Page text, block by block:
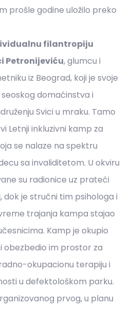
prošle godine uložilo preko
filantropiju
Petronijeviću, glumcu i
iz Beograd, koji je svoje
domaćinstva i
Svici u mraku. Tamo
Letnji inkluzivni kamp za
se nalaze na spektru
sa invaliditetom. U okviru
su radionice uz prateći
dok je stručni tim psihologa i
trajanja kampa stajao
Kamp je okupio
obezbedio im prostor za
okupacionu terapiju i
u defektološkom parku.
prvog, u planu